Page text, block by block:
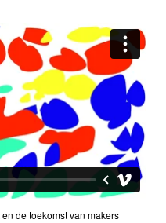
de toekomst van makers